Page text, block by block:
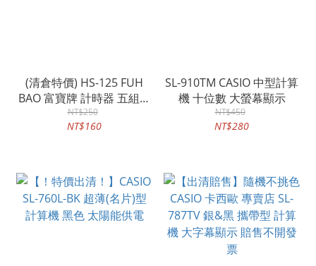
(清倉特價) HS-125 FUH
BAO 富寶牌 計時器 五組鬧
鈴功能 一組倒數 大字幕顯
示 吸鐵 直立
NT$250
NT$160
SL-910TM CASIO 中型計算
機 十位數 大螢幕顯示
NT$450
NT$280